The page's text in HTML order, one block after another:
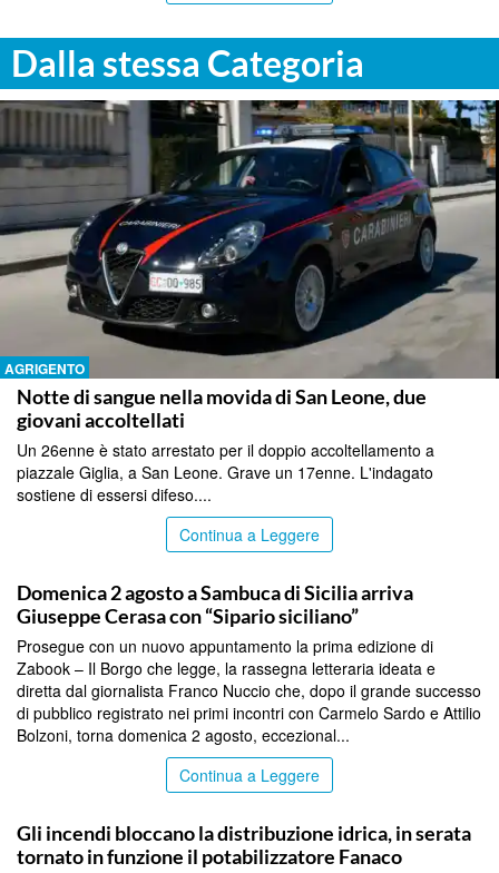
Dalla stessa Categoria
AGRIGENTO
Notte di sangue nella movida di San Leone, due
giovani accoltellati
Un 26enne è stato arrestato per il doppio accoltellamento a
piazzale Giglia, a San Leone. Grave un 17enne. L'indagato
sostiene di essersi difeso....
Continua a Leggere
Domenica 2 agosto a Sambuca di Sicilia arriva
Giuseppe Cerasa con “Sipario siciliano”
Prosegue con un nuovo appuntamento la prima edizione di
Zabook – Il Borgo che legge, la rassegna letteraria ideata e
diretta dal giornalista Franco Nuccio che, dopo il grande successo
di pubblico registrato nei primi incontri con Carmelo Sardo e Attilio
Bolzoni, torna domenica 2 agosto, eccezional...
Continua a Leggere
Gli incendi bloccano la distribuzione idrica, in serata
tornato in funzione il potabilizzatore Fanaco